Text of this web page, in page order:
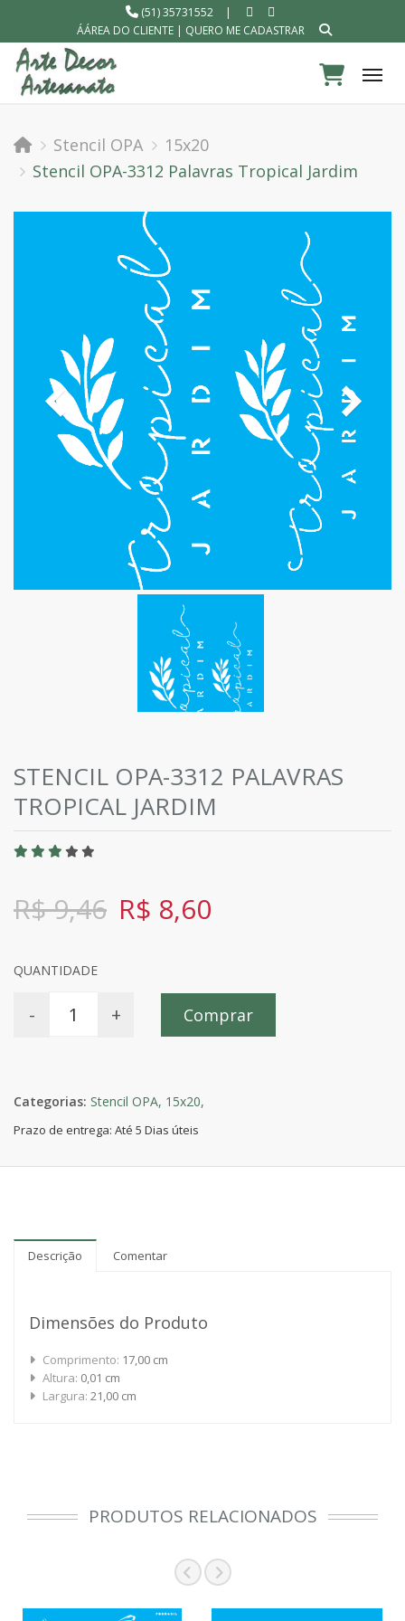
(51) 35731552
|
ÁÁREA DO CLIENTE| QUERO ME CADASTRAR
Stencil OPA
15x20
Stencil OPA-3312 Palavras Tropical Jardim
STENCIL OPA-3312 PALAVRAS
TROPICAL JARDIM
R$ 9,46 R$ 8,60
QUANTIDADE
- + Comprar
Categorias: Stencil OPA, 15x20,
Prazo de entrega: Até 5 Dias úteis
Descrição Comentar
Dimensões do Produto
Comprimento: 17,00 cm
Altura: 0,01 cm
Largura: 21,00 cm
PRODUTOS RELACIONADOS